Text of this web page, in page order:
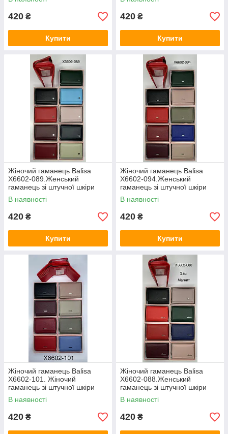
купити гуртом
420 ₴
Купити
купити гуртом
420 ₴
Купити
Жіночий гаманець Balisa
X6602-089.Женський
гаманець зі штучної шкіри
закривається на магніт
купити гуртом
В наявності
420 ₴
Купити
Жіночий гаманець Balisa
X6602-094.Женський
гаманець зі штучної шкіри
закривається на магніт
купити гуртом
В наявності
420 ₴
Купити
Жіночий гаманець Balisa
Х6602-101. Жіночий
гаманець зі штучної шкіри
закривається на магніт
В наявності
420 ₴
Жіночий гаманець Balisa
X6602-088.Женський
гаманець зі штучної шкіри
закривається на магніт
купити гуртом
В наявності
420 ₴